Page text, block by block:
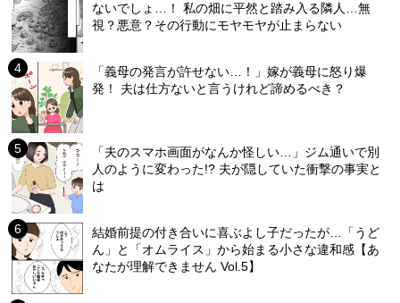
ないでしょ…！ 私の畑に平然と踏み入る隣人…無
視？悪意？その行動にモヤモヤが止まらない
「義母の発言が許せない…！」嫁が義母に怒り爆
発！ 夫は仕方ないと言うけれど諦めるべき？
「夫のスマホ画面がなんか怪しい…」ジム通いで別
人のように変わった!? 夫が隠していた衝撃の事実と
は
結婚前提の付き合いに喜ぶよし子だったが…「うど
ん」と「オムライス」から始まる小さな違和感【あ
なたが理解できません Vol.5】